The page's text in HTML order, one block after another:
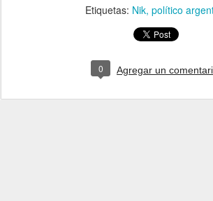
Etiquetas: Nik político
0 Agregar un